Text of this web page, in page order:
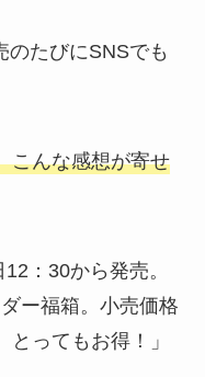
のたびにSNSでも
こんな感想が寄せ
：30から発売。
ー福箱。小売価格
ってもお得！」